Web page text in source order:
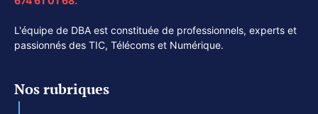
L'équipe de DBA est constituée de professionnels, experts et
passionnés des TIC, Télécoms et Numérique.
Nos rubriques